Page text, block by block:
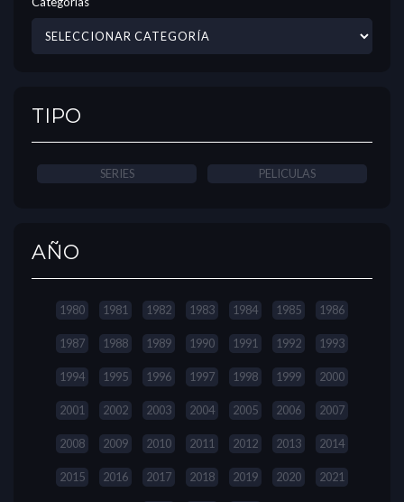
TIPO
SERIES PELICULAS
AÑO
1980 1981 1982 1983 1984 1985 1986
1987 1988 1989 1990 1991 1992 1993
1994 1995 1996 1997 1998 1999 2000
2001 2002 2003 2004 2005 2006 2007
2008 2009 2010 2011 2012 2013 2014
2015 2016 2017 2018 2019 2020 2021